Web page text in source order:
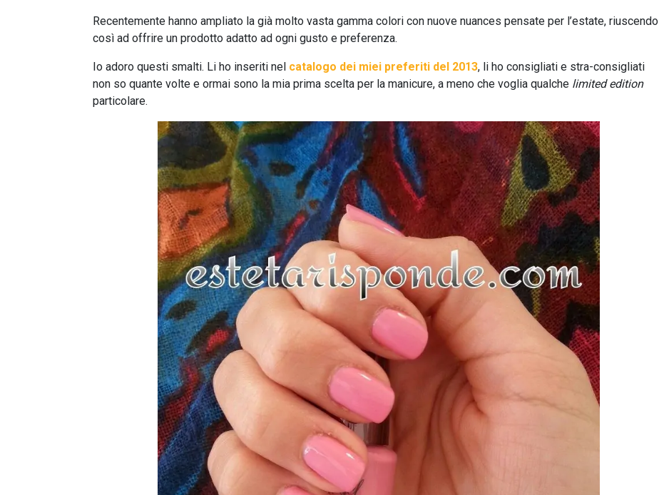
Recentemente hanno ampliato la già molto vasta gamma colori con nuove nuances pensate per l’estate, riuscendo
così ad offrire un prodotto adatto ad ogni gusto e preferenza.
Io adoro questi smalti. Li ho inseriti nel catalogo dei miei preferiti del 2013, li ho consigliati e stra-consigliati
non so quante volte e ormai sono la mia prima scelta per la manicure, a meno che voglia qualche limited edition
particolare.